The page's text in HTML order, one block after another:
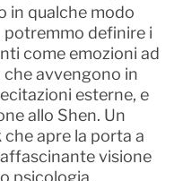
in qualche modo
definire i
come emozioni ad
avvengono in
esterne, e
allo Shen. Un
apre la porta a
visione
psicologia.